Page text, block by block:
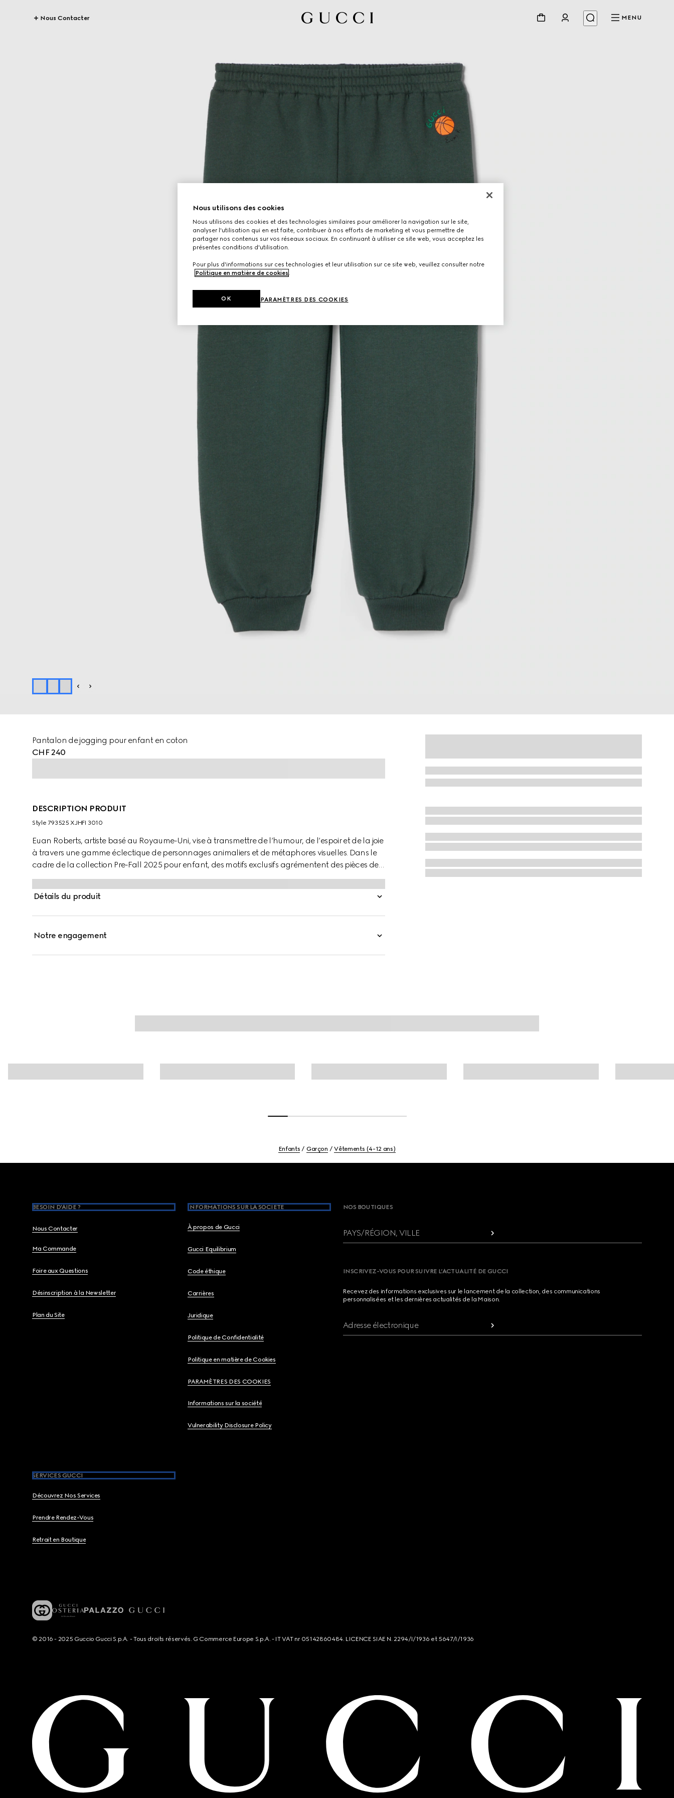
Nous Contacter MENU
Pantalon de jogging pour enfant en coton
CHF 240
DESCRIPTION PRODUIT
Style ‎793525 XJHFI 3010
Euan Roberts, artiste basé au Royaume-Uni, vise à transmettre de l’humour, de l’espoir et de la joie
à travers une gamme éclectique de personnages animaliers et de métaphores visuelles. Dans le
cadre de la collection Pre-Fall 2025 pour enfant, des motifs exclusifs agrémentent des pièces de
prêt-à-porter, des accessoires souples et des articles de maroquinerie aux côtés du logo Gucci.
Détails du produit
Notre engagement
Enfants Garçon Vêtements (4-12 ans)
BESOIN D'AIDE ?
Nous Contacter
Ma Commande
Foire aux Questions
Désinscription à la Newsletter
Plan du Site
INFORMATIONS SUR LA SOCIETE
À propos de Gucci
Gucci Equilibrium
Code éthique
Carrières
Juridique
Politique de Confidentialité
Politique en matière de Cookies
PARAMÈTRES DES COOKIES
Informations sur la société
Vulnerability Disclosure Policy
SERVICES GUCCI
Découvrez Nos Services
Prendre Rendez-Vous
Retrait en Boutique
NOS BOUTIQUES
PAYS/RÉGION, VILLE
INSCRIVEZ-VOUS POUR SUIVRE L’ACTUALITÉ DE GUCCI
Recevez des informations exclusives sur le lancement de la collection, des communications
personnalisées et les dernières actualités de la Maison.
Adresse électronique
© 2016 - 2025 Guccio Gucci S.p.A. - Tous droits réservés. G Commerce Europe S.p.A. - IT VAT nr 05142860484. LICENCE SIAE N. 2294/I/1936 et 5647/I/1936
Nous utilisons des cookies
Nous utilisons des cookies et des technologies similaires pour améliorer la navigation sur le site,
analyser l'utilisation qui en est faite, contribuer à nos efforts de marketing et vous permettre de
partager nos contenus sur vos réseaux sociaux. En continuant à utiliser ce site web, vous acceptez les
présentes conditions d'utilisation.
Pour plus d'informations sur ces technologies et leur utilisation sur ce site web, veuillez consulter notre
Politique en matière de cookies.
PARAMÈTRES DES COOKIES
OK